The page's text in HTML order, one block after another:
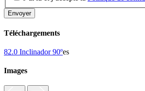
Téléchargements
82.0 Inclinador 90ºes
Images